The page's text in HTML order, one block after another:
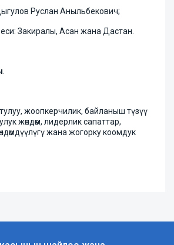
Руслан Аныльбекович;
Закиралы, Асан жана Дастан.
жоопкерчилик, байланыш түзүү
жөндөм, лидерлик сапаттар,
жана жогорку коомдук